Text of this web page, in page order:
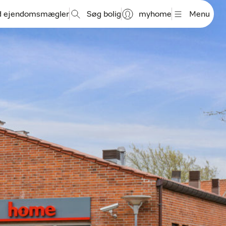
ejendomsmægler Søg bolig myhome Menu